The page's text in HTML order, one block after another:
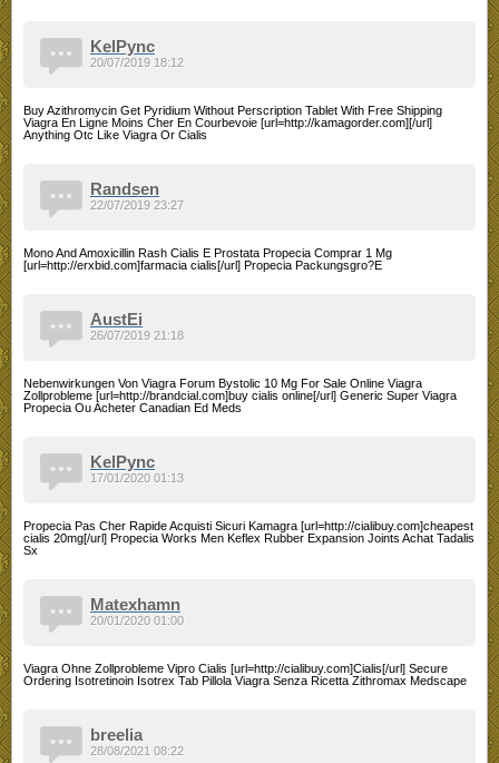
KelPync
Buy Azithromycin Get Pyridium Without Perscription Tablet With Free Shipping
Viagra En Ligne Moins Cher En Courbevoie [url=http://kamagorder.com][/url]
Anything Otc Like Viagra Or Cialis
20/07/2019 18:12
Randsen
Mono And Amoxicillin Rash Cialis E Prostata Propecia Comprar 1 Mg
[url=http://erxbid.com]farmacia cialis[/url] Propecia Packungsgro?E
22/07/2019 23:27
AustEi
Nebenwirkungen Von Viagra Forum Bystolic 10 Mg For Sale Online Viagra
Zollprobleme [url=http://brandcial.com]buy cialis online[/url] Generic Super Viagra
Propecia Ou Acheter Canadian Ed Meds
26/07/2019 21:18
KelPync
Propecia Pas Cher Rapide Acquisti Sicuri Kamagra [url=http://cialibuy.com]cheapest
cialis 20mg[/url] Propecia Works Men Keflex Rubber Expansion Joints Achat Tadalis
Sx
17/01/2020 01:13
Matexhamn
Viagra Ohne Zollprobleme Vipro Cialis [url=http://cialibuy.com]Cialis[/url] Secure
Ordering Isotretinoin Isotrex Tab Pillola Viagra Senza Ricetta Zithromax Medscape
20/01/2020 01:00
breelia
28/08/2021 08:22